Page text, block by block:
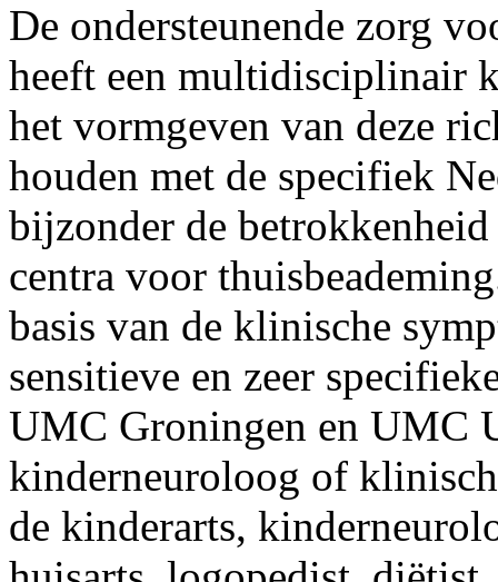
De ondersteunende zorg
heeft een multidisciplinair
het vormgeven van deze
houden met de specifiek
bijzonder de
centra voor
basis van de klinische
sensitieve en zeer
UMC Groningen en UMC
kinderneuroloog of
de kinderarts,